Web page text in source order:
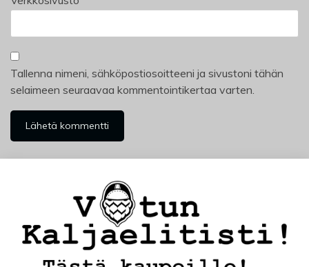
Tallenna nimeni, sähköpostiosoitteeni ja sivustoni tähän
selaimeen seuraavaa kommentointikertaa varten.